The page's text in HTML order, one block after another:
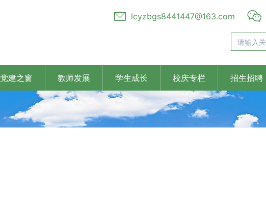
lcyzbgs8441447@163.com
党建之窗 教师发展 学生成长 校庆专栏 招生招聘